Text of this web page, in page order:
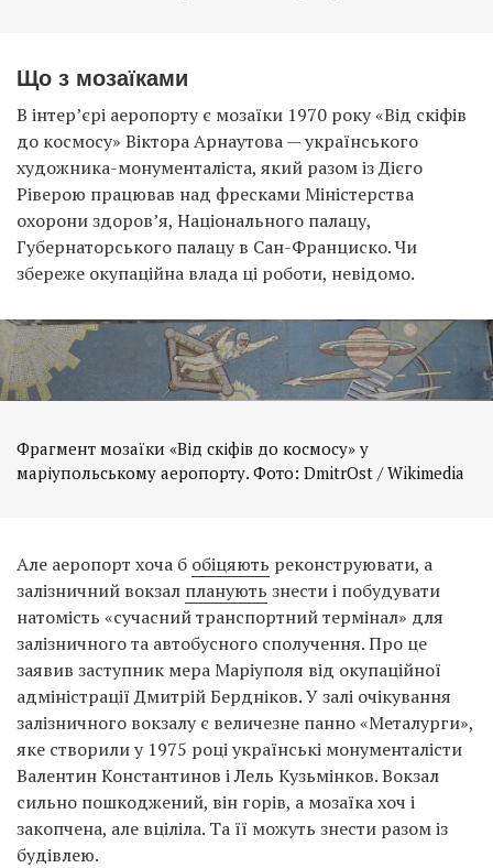
Що з мозаїками
В інтер’єрі аеропорту є мозаїки 1970 року «Від скіфів
до космосу» Віктора Арнаутова — українського
художника-монументаліста, який разом із Дієго
Ріверою працював над фресками Міністерства
охорони здоров’я, Національного палацу,
Губернаторського палацу в Сан-Франциско. Чи
збереже окупаційна влада ці роботи, невідомо.
Фрагмент мозаїки «Від скіфів до космосу» у
маріупольському аеропорту. Фото: DmitrOst / Wikimedia
Але аеропорт хоча б обіцяють реконструювати, а
залізничний вокзал планують знести і побудувати
натомість «сучасний транспортний термінал» для
залізничного та автобусного сполучення. Про це
заявив заступник мера Маріуполя від окупаційної
адміністрації Дмитрій Бердніков. У залі очікування
залізничного вокзалу є величезне панно «Металурги»,
яке створили у 1975 році українські монументалісти
Валентин Константинов і Лель Кузьмінков. Вокзал
сильно пошкоджений, він горів, а мозаїка хоч і
закопчена, але вціліла. Та її можуть знести разом із
будівлею.